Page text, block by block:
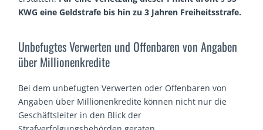
KWG eine Geldstrafe bis hin zu 3 Jahren Freiheitsstrafe.
Unbefugtes Verwerten und Offenbaren von Angaben
über Millionenkredite
Bei dem unbefugten Verwerten oder Offenbaren von
Angaben über Millionenkredite können nicht nur die
Geschäftsleiter in den Blick der